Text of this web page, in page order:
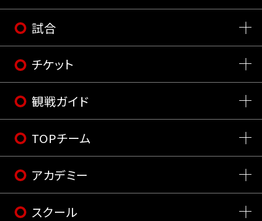
試合
チケット
観戦ガイド
TOPチーム
アカデミー
スクール